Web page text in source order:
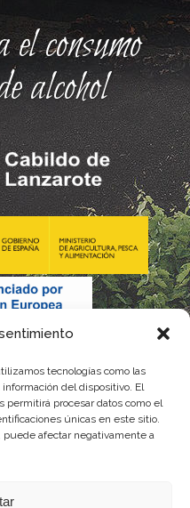
tecnologías como las
del dispositivo. El
permitirá procesar datos como el
únicas en este sitio.
afectar negativamente a
el consumo
alcohol
este Consejo Regulador es financiada,